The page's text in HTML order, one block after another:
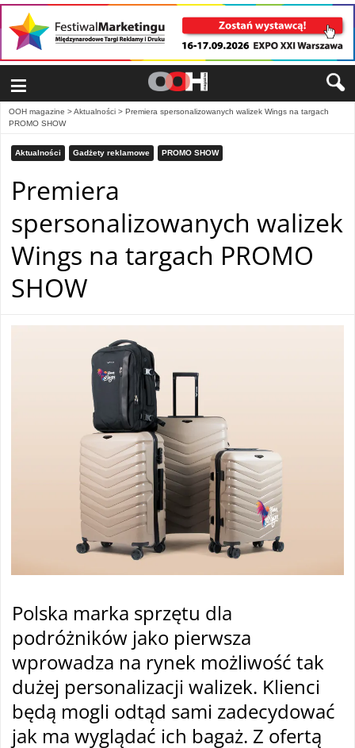
≡
OOH magazine >Aktualności > Premiera spersonalizowanych walizek Wings na targach
PROMO SHOW
Aktualności Gadżety reklamowe PROMO SHOW
Premiera
spersonalizowanych walizek
Wings na targach PROMO
SHOW
Polska marka sprzętu dla
podróżników jako pierwsza
wprowadza na rynek możliwość tak
dużej personalizacji walizek. Klienci
będą mogli odtąd sami zadecydować
jak ma wyglądać ich bagaż. Z ofertą